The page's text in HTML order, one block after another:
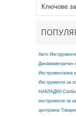
Ключове
Авто
Динамометричен
Инструментална
Инструменти за
НАКЛАДКИ Скоба
инструменти за
центровка